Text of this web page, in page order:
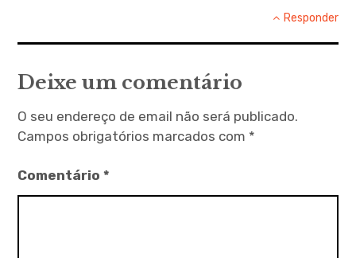
Responder
Deixe um comentário
O seu endereço de email não será publicado.
Campos obrigatórios marcados com *
Comentário*